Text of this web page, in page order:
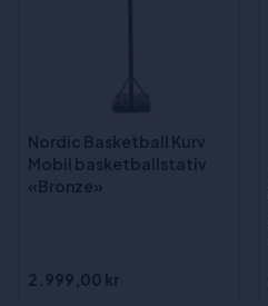
Nordic Basketball Kurv
Mobil basketballstativ
«Bronze»
2.999,00 kr